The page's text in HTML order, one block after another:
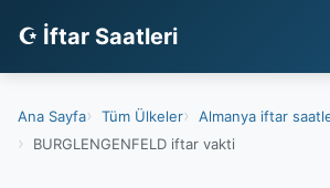
☪ İftar Saatleri
Ana Sayfa Tüm Ülkeler
Almanya iftar
BURGLENGENFELD iftar vakti